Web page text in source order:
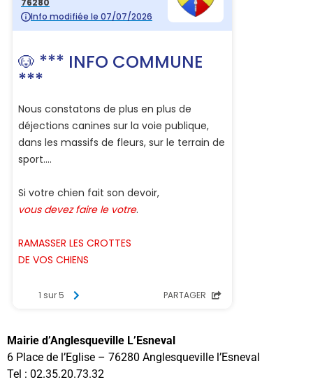
Mairie d’Anglesqueville L’Esneval
6 Place de l’Eglise – 76280 Anglesqueville l’Esneval
Tel : 02.35.20.73.32